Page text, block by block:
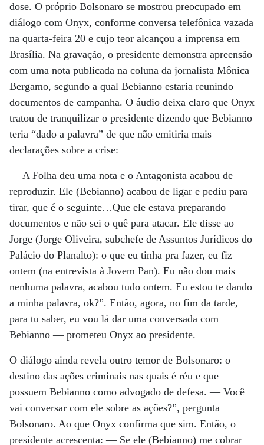
dose. O próprio Bolsonaro se mostrou preocupado em
diálogo com Onyx, conforme conversa telefônica vazada
na quarta-feira 20 e cujo teor alcançou a imprensa em
Brasília. Na gravação, o presidente demonstra apreensão
com uma nota publicada na coluna da jornalista Mônica
Bergamo, segundo a qual Bebianno estaria reunindo
documentos de campanha. O áudio deixa claro que Onyx
tratou de tranquilizar o presidente dizendo que Bebianno
teria “dado a palavra” de que não emitiria mais
declarações sobre a crise:
— A Folha deu uma nota e o Antagonista acabou de
reproduzir. Ele (Bebianno) acabou de ligar e pediu para
tirar, que é o seguinte…Que ele estava preparando
documentos e não sei o quê para atacar. Ele disse ao
Jorge (Jorge Oliveira, subchefe de Assuntos Jurídicos do
Palácio do Planalto): o que eu tinha pra fazer, eu fiz
ontem (na entrevista à Jovem Pan). Eu não dou mais
nenhuma palavra, acabou tudo ontem. Eu estou te dando
a minha palavra, ok?”. Então, agora, no fim da tarde,
para tu saber, eu vou lá dar uma conversada com
Bebianno — prometeu Onyx ao presidente.
O diálogo ainda revela outro temor de Bolsonaro: o
destino das ações criminais nas quais é réu e que
possuem Bebianno como advogado de defesa. — Você
vai conversar com ele sobre as ações?”, pergunta
Bolsonaro. Ao que Onyx confirma que sim. Então, o
presidente acrescenta: — Se ele (Bebianno) me cobrar